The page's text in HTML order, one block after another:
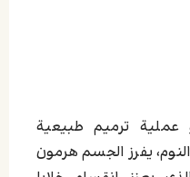
ترميم طبيعية
يفرز الجسم هرمون